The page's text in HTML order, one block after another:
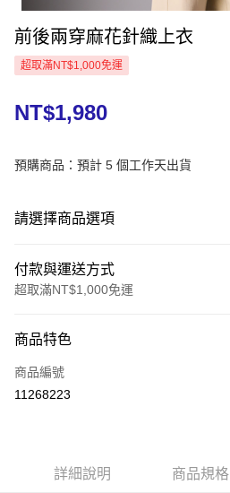
前後兩穿麻花針織上衣
超取滿NT$1,000免運
NT$1,980
預購商品：預計 5 個工作天出貨
請選擇商品選項
付款與運送方式
超取滿NT$1,000免運
信用卡一次付款
超商取貨付款
商品特色
商品編號
11268223
詳細說明 商品規格